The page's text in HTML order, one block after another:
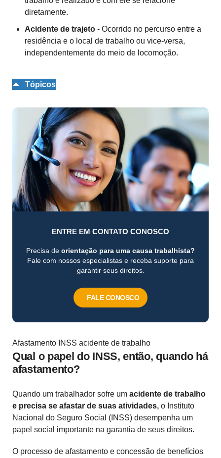
diretamente.
Acidente de trajeto - Ocorrido no percurso entre a
residência e o local de trabalho ou vice-versa,
independentemente do meio de locomoção.
Tópicos
ENTRE EM CONTATO CONOSCO
Precisa de orientação para uma causa trabalhista?
Fale com nossos especialistas e receba suporte para
garantir seus direitos.
FALE CONOSCO
Afastamento INSS acidente de trabalho
Qual o papel do INSS, então, quando há
afastamento?
Quando um trabalhador sofre um acidente de trabalho
e precisa se afastar de suas atividades, o Instituto
Nacional do Seguro Social (INSS) desempenha um
papel social importante na garantia de seus direitos.
O processo de afastamento e concessão de benefícios